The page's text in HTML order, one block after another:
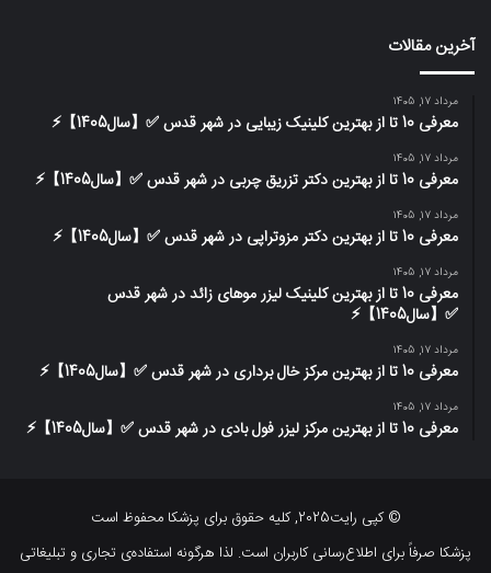
آخرین مقالات
مرداد 17, 1405
معرفی 10 تا از بهترین کلینیک زیبایی در شهر قدس ✅【سال1405】⚡️
مرداد 17, 1405
معرفی 10 تا از بهترین دکتر تزریق چربی در شهر قدس ✅【سال1405】⚡️
مرداد 17, 1405
معرفی 10 تا از بهترین دکتر مزوتراپی در شهر قدس ✅【سال1405】⚡️
مرداد 17, 1405
معرفی 10 تا از بهترین کلینیک لیزر موهای زائد در شهر قدس
✅【سال1405】⚡️
مرداد 17, 1405
معرفی 10 تا از بهترین مرکز خال برداری در شهر قدس ✅【سال1405】⚡️
مرداد 17, 1405
معرفی 10 تا از بهترین مرکز لیزر فول بادی در شهر قدس ✅【سال1405】⚡️
© کپی رایت2025, کلیه حقوق برای پزشکا محفوظ است
پزشکا صرفاً برای اطلاع‌رسانی کاربران است. لذا هرگونه استفاده‌ی تجاری و تبلیغاتی